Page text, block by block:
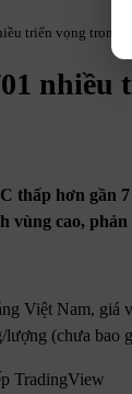
triển vọng trong
thấp hơn
vùng cao,
Việt Nam,
(chưa